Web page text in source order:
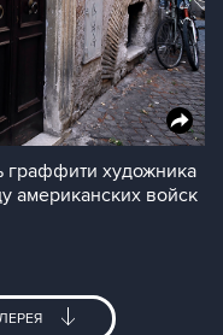
граффити художника
американских войск